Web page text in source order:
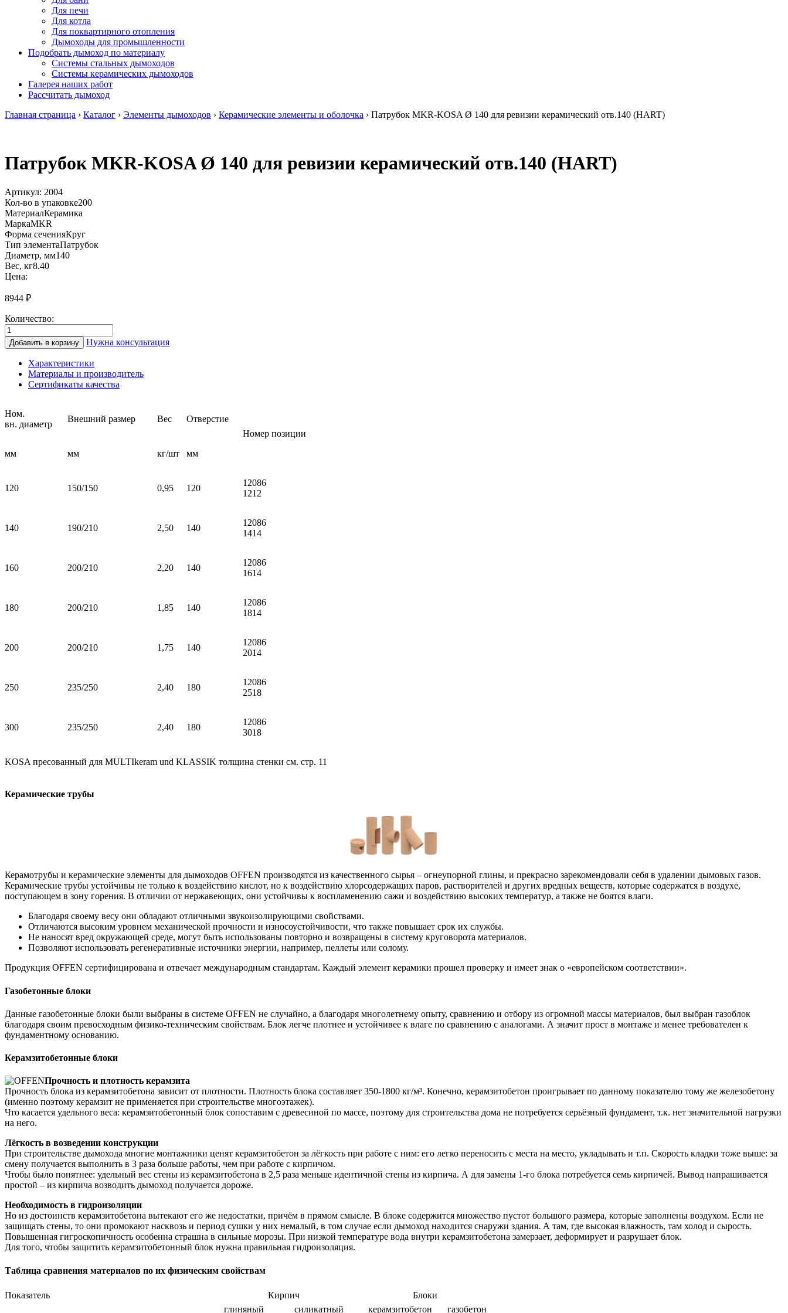
Для печи
Для котла
Для поквартирного отопления
Дымоходы для промышленности
Подобрать дымоход по материалу
Системы стальных дымоходов
Системы керамических дымоходов
Галерея наших работ
Рассчитать дымоход
Главная страница › Каталог › Элементы дымоходов › Керамические элементы и оболочка › Патрубок MKR-KOSA Ø 140 для ревизии керамический отв.140 (HART)
Патрубок MKR-KOSA Ø 140 для ревизии керамический отв.140 (HART)
Артикул: 2004
Кол-во в упаковке200
МатериалКерамика
МаркаMKR
Форма сеченияКруг
Тип элементаПатрубок
Диаметр, мм140
Вес, кг8.40
Цена:
8944 ₽
Количество:
Количество
товара
Патрубок
MKR-
KOSA
ревизии
керамический
Добавить в корзину Нужна консультация
Характеристики
Материалы и производитель
Сертификаты качества
Ном.
вн. диаметр
Внешний размер Вес
Отверстие
Номер позиции
мм
мм кг/шт мм
120 150/150 0,95 120
12086
1212
140 190/210 2,50 140
12086
1414
160 200/210 2,20 140
12086
1614
180 200/210 1,85 140
12086
1814
200 200/210 1,75 140
12086
2014
250 235/250 2,40 180
12086
2518
300 235/250 2,40 180
12086
3018
KOSA пресованный для MULTIkeram und KLASSIK толщина стенки см. стр. 11
Керамические трубы
Керамотрубы и керамические элементы для дымоходов OFFEN производятся из качественного сырья – огнеупорной глины, и прекрасно зарекомендовали себя в удалении дымовых газов.
Керамические трубы устойчивы не только к воздействию кислот, но к воздействию хлорсодержащих паров, растворителей и других вредных веществ, которые содержатся в воздухе,
поступающем в зону горения. В отличии от нержавеющих, они устойчивы к воспламенению сажи и воздействию высоких температур, а также не боятся влаги.
Благодаря своему весу они обладают отличными звукоизолирующими свойствами.
Отличаются высоким уровнем механической прочности и износоустойчивости, что также повышает срок их службы.
Не наносят вред окружающей среде, могут быть использованы повторно и возвращены в систему круговорота материалов.
Позволяют использовать регенеративные источники энергии, например, пеллеты или солому.
Продукция OFFEN сертифицирована и отвечает международным стандартам. Каждый элемент керамики прошел проверку и имеет знак о «европейском соответствии».
Газобетонные блоки
Данные газобетонные блоки были выбраны в системе OFFEN не случайно, а благодаря многолетнему опыту, сравнению и отбору из огромной массы материалов, был выбран газоблок
благодаря своим превосходным физико-техническим свойствам. Блок легче плотнее и устойчивее к влаге по сравнению с аналогами. А значит прост в монтаже и менее требователен к
фундаментному основанию.
Керамзитобетонные блоки
Прочность и плотность керамзита
Прочность блока из керамзитобетона зависит от плотности. Плотность блока составляет 350-1800 кг/м³. Конечно, керамзитобетон проигрывает по данному показателю тому же железобетону
(именно поэтому керамзит не применяется при строительстве многоэтажек).
Что касается удельного веса: керамзитобетонный блок сопоставим с древесиной по массе, поэтому для строительства дома не потребуется серьёзный фундамент, т.к. нет значительной нагрузки
на него.
Лёгкость в возведении конструкции
При строительстве дымохода многие монтажники ценят керамзитобетон за лёгкость при работе с ним: его легко переносить с места на место, укладывать и т.п. Скорость кладки тоже выше: за
смену получается выполнить в 3 раза больше работы, чем при работе с кирпичом.
Чтобы было понятнее: удельный вес стены из керамзитобетона в 2,5 раза меньше идентичной стены из кирпича. А для замены 1-го блока потребуется семь кирпичей. Вывод напрашивается
простой – из кирпича возводить дымоход получается дороже.
Необходимость в гидроизоляции
Но из достоинств керамзитобетона вытекают его же недостатки, причём в прямом смысле. В блоке содержится множество пустот большого размера, которые заполнены воздухом. Если не
защищать стены, то они промокают насквозь и период сушки у них немалый, в том случае если дымоход находится снаружи здания. А там, где высокая влажность, там холод и сырость.
Повышенная гигроскопичность особенна страшна в сильные морозы. При низкой температуре вода внутри керамзитобетона замерзает, деформирует и разрушает блок.
Для того, чтобы защитить керамзитобетонный блок нужна правильная гидроизоляция.
Таблица сравнения материалов по их физическим свойствам
Показатель Кирпич
Блоки
глиняный
силикатный керамзитобетон
газобетон